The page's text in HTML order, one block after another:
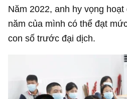
Năm 2022, anh hy vọng
năm của mình có thể đạt
con số trước đại dịch.